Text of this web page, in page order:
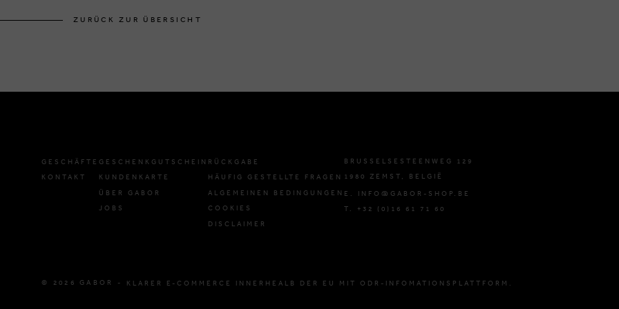
ZURÜCK ZUR ÜBERSICHT
GESCHÄFTE
KONTAKT
GESCHENKGUTSCHEIN
KUNDENKARTE
ÜBER GABOR
JOBS
RÜCKGABE
HÄUFIG GESTELLTE FRAGEN
ALGEMEINEN BEDINGUNGEN
COOKIES
DISCLAIMER
BRUSSELSESTEENWEG 129
1980 ZEMST, BELGIË
E. INFO@GABOR-SHOP.BE
T. +32 (0)16 61 71 60
© 2026 GABOR - KLARER E-COMMERCE INNERHEALB DER EU MIT ODR-INFOMATIONSPLATTFORM.